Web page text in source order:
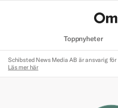
Toppnyheter
Schibsted News Media AB är ansvarig
Läs mer här